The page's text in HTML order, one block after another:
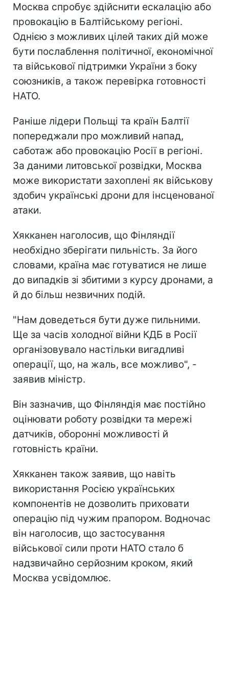
Москва спробує здійснити ескалацію або
провокацію в Балтійському регіоні.
Однією з можливих цілей таких дій може
бути послаблення політичної, економічної
та військової підтримки України з боку
союзників, а також перевірка готовності
НАТО.
Раніше лідери Польщі та країн Балтії
попереджали про можливий напад,
саботаж або провокацію Росії в регіоні.
За даними литовської розвідки, Москва
може використати захоплені як військову
здобич українські дрони для інсценованої
атаки.
Хякканен наголосив, що Фінляндії
необхідно зберігати пильність. За його
словами, країна має готуватися не лише
до випадків зі збитими з курсу дронами, а
й до більш незвичних подій.
"Нам доведеться бути дуже пильними.
Ще за часів холодної війни КДБ в Росії
організовувало настільки вигадливі
операції, що, на жаль, все можливо", -
заявив міністр.
Він зазначив, що Фінляндія має постійно
оцінювати роботу розвідки та мережі
датчиків, оборонні можливості й
готовність країни.
Хякканен також заявив, що навіть
використання Росією українських
компонентів не дозволить приховати
операцію під чужим прапором. Водночас
він наголосив, що застосування
військової сили проти НАТО стало б
надзвичайно серйозним кроком, який
Москва усвідомлює.